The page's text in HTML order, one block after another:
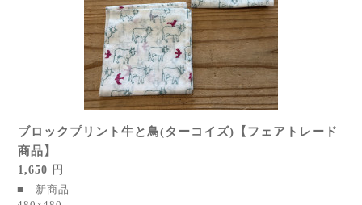
ブロックプリント牛と鳥(ターコイズ)【フェアトレード
商品】
1,650 円
■ 新商品